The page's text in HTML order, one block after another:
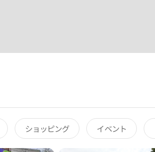
ショッピング イベント